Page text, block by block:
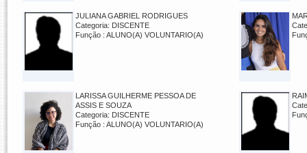
JULIANA GABRIEL RODRIGUES
Categoria: DISCENTE
Função : ALUNO(A) VOLUNTARIO(A)
LARISSA GUILHERME PESSOA DE
ASSIS E SOUZA
Categoria: DISCENTE
Função : ALUNO(A) VOLUNTARIO(A)